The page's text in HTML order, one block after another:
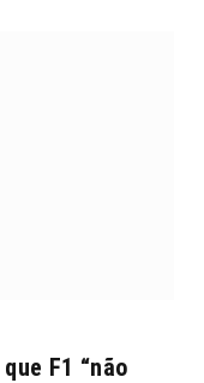
F1 “não